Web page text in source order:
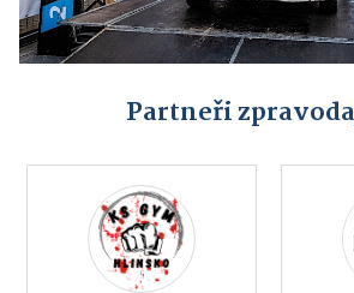
Partneři